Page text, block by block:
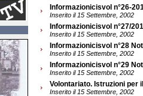
Informazionicisvol n°26-
Inserito il 15 Settembre, 2002
Informazionicisvol n°27/
Inserito il 15 Settembre, 2002
Informazionicisvol n°28
Inserito il 15 Settembre, 2002
Informazionicisvol n°29
Inserito il 15 Settembre, 2002
Volontariato. Istruzioni per
Inserito il 15 Settembre, 2002